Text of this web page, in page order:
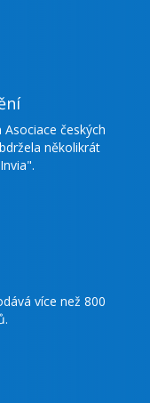
českých
několikrát
více než 800